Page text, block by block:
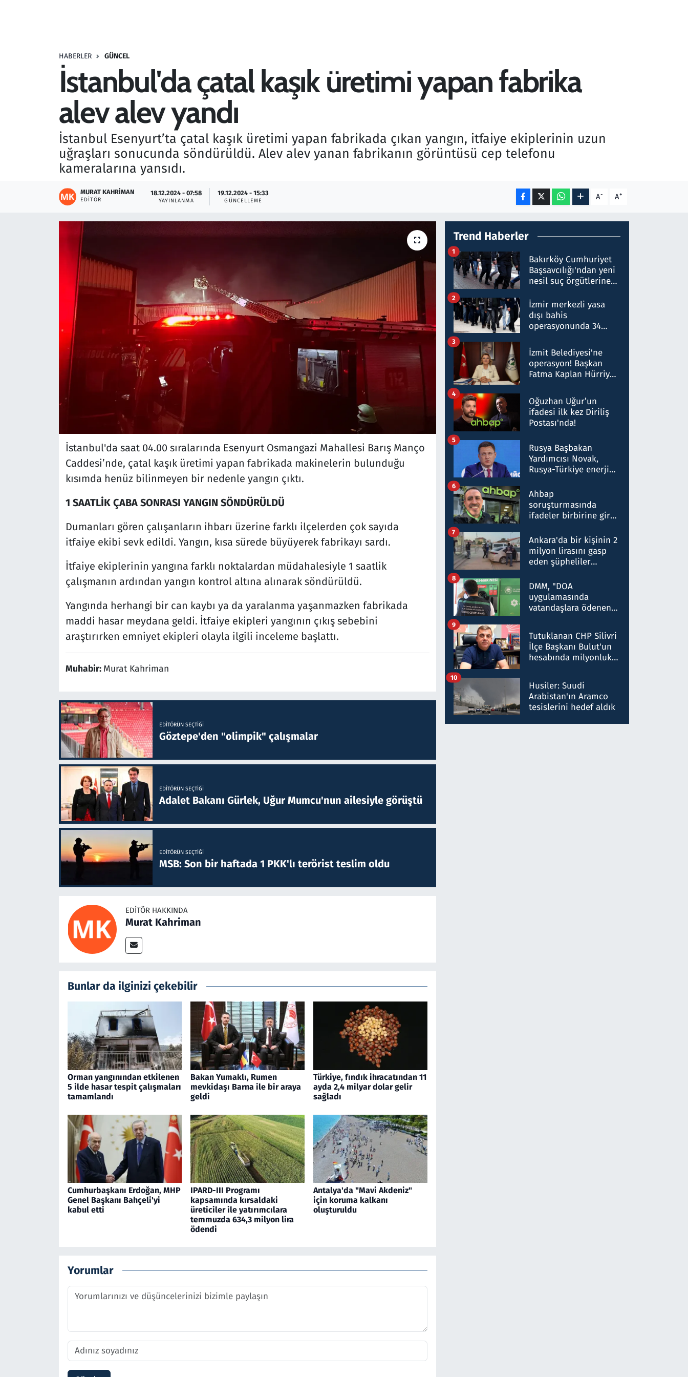
HABERLER GÜNCEL
İstanbul'da çatal kaşık üretimi yapan fabrika
alev alev yandı
İstanbul Esenyurt’ta çatal kaşık üretimi yapan fabrikada çıkan yangın, itfaiye ekiplerinin uzun
uğraşları sonucunda söndürüldü. Alev alev yanan fabrikanın görüntüsü cep telefonu
kameralarına yansıdı.
MURAT KAHRIMAN
EDITÖR
18.12.2024 - 07:58
YAYINLANMA
19.12.2024 - 15:33
GÜNCELLEME A- A+
İstanbul'da saat 04.00 sıralarında Esenyurt Osmangazi Mahallesi Barış Manço
Caddesi’nde, çatal kaşık üretimi yapan fabrikada makinelerin bulunduğu
kısımda henüz bilinmeyen bir nedenle yangın çıktı.
1 SAATLİK ÇABA SONRASI YANGIN SÖNDÜRÜLDÜ
Dumanları gören çalışanların ihbarı üzerine farklı ilçelerden çok sayıda
itfaiye ekibi sevk edildi. Yangın, kısa sürede büyüyerek fabrikayı sardı.
İtfaiye ekiplerinin yangına farklı noktalardan müdahalesiyle 1 saatlik
çalışmanın ardından yangın kontrol altına alınarak söndürüldü.
Yangında herhangi bir can kaybı ya da yaralanma yaşanmazken fabrikada
maddi hasar meydana geldi. İtfaiye ekipleri yangının çıkış sebebini
araştırırken emniyet ekipleri olayla ilgili inceleme başlattı.
Muhabir: Murat Kahriman
EDITÖRÜN SEÇTIĞI
Göztepe'den "olimpik" çalışmalar
EDITÖRÜN SEÇTIĞI
Adalet Bakanı Gürlek, Uğur Mumcu'nun ailesiyle görüştü
EDITÖRÜN SEÇTIĞI
MSB: Son bir haftada 1 PKK'lı terörist teslim oldu
EDITÖR HAKKINDA
Murat Kahriman
Bunlar da ilginizi çekebilir
Orman yangınından etkilenen
5 ilde hasar tespit çalışmaları
tamamlandı
Bakan Yumaklı, Rumen
mevkidaşı Barna ile bir araya
geldi
Türkiye, fındık ihracatından 11
ayda 2,4 milyar dolar gelir
sağladı
Cumhurbaşkanı Erdoğan, MHP
Genel Başkanı Bahçeli'yi
kabul etti
IPARD-III Programı
kapsamında kırsaldaki
üreticiler ile yatırımcılara
temmuzda 634,3 milyon lira
ödendi
Antalya'da "Mavi Akdeniz"
için koruma kalkanı
oluşturuldu
Yorumlar
Trend Haberler
Bakırköy Cumhuriyet
Başsavcılığı'ndan yeni
nesil suç örgütlerine
hakkında gözaltı kararı
1
İzmir merkezli yasa
dışı bahis
operasyonunda 34
Milyar liralık para
trafiği tespit edildi
2
İzmit Belediyesi'ne
operasyon! Başkan
Fatma Kaplan Hürriyet
3
Oğuzhan Uğur’un
ifadesi ilk kez Diriliş
Postası'nda!
4
Rusya Başbakan
Yardımcısı Novak,
Rusya-Türkiye enerji
nitelikte olduğunu
belirtti
5
Ahbap
soruşturmasında
ifadeler birbirine girdi:
ifadelerinden ortaya
çıkan tablo şok etti
6
Ankara'da bir kişinin 2
milyon lirasını gasp
eden şüpheliler
7
DMM, "DOA
uygulamasında
vatandaşlara ödenen
düşürüldüğü" iddiasını
yalanladı
8
Tutuklanan CHP Silivri
İlçe Başkanı Bulut'un
hesabında milyonluk
talimat verdi, ben
gönderdim
9
Husiler: Suudi
Arabistan'ın Aramco
tesislerini hedef aldık
10
Savunma Sanayi
Televizyon